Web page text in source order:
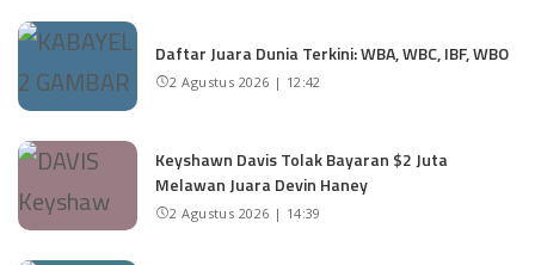
Daftar Juara Dunia Terkini: WBA, WBC, IBF, WBO
2 Agustus 2026 | 12:42
Keyshawn Davis Tolak Bayaran $2 Juta
Melawan Juara Devin Haney
2 Agustus 2026 | 14:39